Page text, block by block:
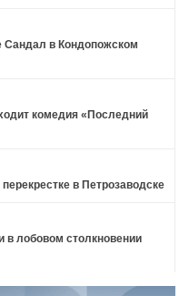
Сандал в Кондопожском
комедия «Последний
в Петрозаводске
в лобовом столкновении